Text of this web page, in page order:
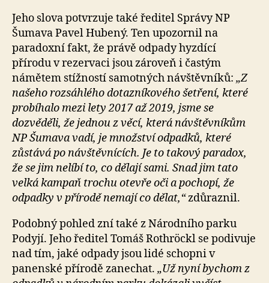
Jeho slova potvrzuje také ředitel Správy NP
Šumava Pavel Hubený. Ten upozornil na
paradoxní fakt, že právě odpady hyzdící
přírodu v rezervaci jsou zároveň i častým
námětem stížností samotných návštěvníků: „Z
našeho rozsáhlého dotazníkového šetření, které
probíhalo mezi lety 2017 až 2019, jsme se
dozvěděli, že jednou z věcí, která návštěvníkům
NP Šumava vadí, je množství odpadků, které
zůstává po návštěvnících. Je to takový paradox,
že se jim nelíbí to, co dělají sami. Snad jim tato
velká kampaň trochu otevře oči a pochopí, že
odpadky v přírodě nemají co dělat,“zdůraznil.
Podobný pohled zní také z Národního parku
Podyjí. Jeho ředitel Tomáš Rothröckl se podivuje
nad tím, jaké odpady jsou lidé schopni v
panenské přírodě zanechat. „Už nyní bychom z